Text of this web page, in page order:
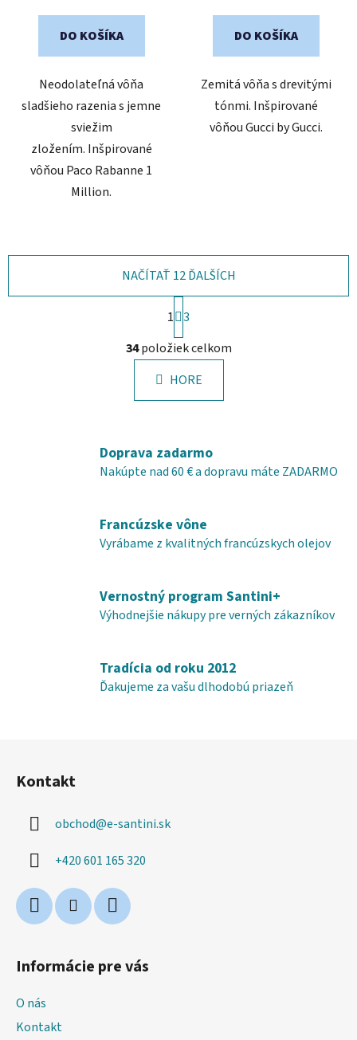
5
DO KOŠÍKA
Neodolateľná vôňa
sladšieho razenia s jemne
sviežim
zložením. Inšpirované
vôňou Paco Rabanne 1
Million.
DO KOŠÍKA
Zemitá vôňa s drevitými
tónmi. Inšpirované
vôňou Gucci by Gucci.
O
v
l
á
d
i
e
v
k
ý
p
u
NAČÍTAŤ 12 ĎALŠÍCH
S
t
r
á
n
k
i
e
1 3
34položiek celkom
HORE
Doprava zadarmo
Nakúpte nad 60 € a dopravu máte ZADARMO
Francúzske vône
Vyrábame z kvalitných francúzskych olejov
Vernostný program Santini+
Výhodnejšie nákupy pre verných zákazníkov
Tradícia od roku 2012
Ďakujeme za vašu dlhodobú priazeň
Kontakt
obchod@e-santini.sk
+420 601 165 320
Informácie pre vás
O nás
Kontakt